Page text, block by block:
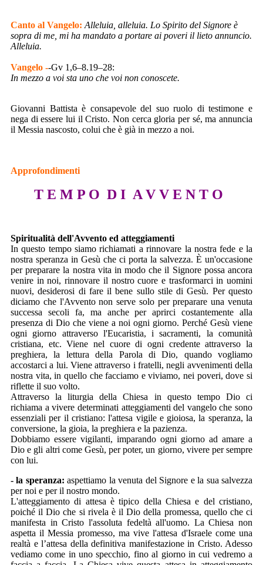
Canto al Vangelo: Alleluia, alleluia. Lo Spirito del Signore è
sopra di me, mi ha mandato a portare ai poveri il lieto annuncio.
Alleluia.
Vangelo --Gv 1,6–8.19–28:
In mezzo a voi sta uno che voi non conoscete.
Giovanni Battista è consapevole del suo ruolo di testimone e
nega di essere lui il Cristo. Non cerca gloria per sé, ma annuncia
il Messia nascosto, colui che è già in mezzo a noi.
Approfondimenti
T E M P O D I A V V E N T O
Spiritualità dell'Avvento ed atteggiamenti
In questo tempo siamo richiamati a rinnovare la nostra fede e la
nostra speranza in Gesù che ci porta la salvezza. È un'occasione
per preparare la nostra vita in modo che il Signore possa ancora
venire in noi, rinnovare il nostro cuore e trasformarci in uomini
nuovi, desiderosi di fare il bene sullo stile di Gesù. Per questo
diciamo che l'Avvento non serve solo per preparare una venuta
successa secoli fa, ma anche per aprirci costantemente alla
presenza di Dio che viene a noi ogni giorno. Perché Gesù viene
ogni giorno attraverso l'Eucaristia, i sacramenti, la comunità
cristiana, etc. Viene nel cuore di ogni credente attraverso la
preghiera, la lettura della Parola di Dio, quando vogliamo
accostarci a lui. Viene attraverso i fratelli, negli avvenimenti della
nostra vita, in quello che facciamo e viviamo, nei poveri, dove si
riflette il suo volto.
Attraverso la liturgia della Chiesa in questo tempo Dio ci
richiama a vivere determinati atteggiamenti del vangelo che sono
essenziali per il cristiano: l'attesa vigile e gioiosa, la speranza, la
conversione, la gioia, la preghiera e la pazienza.
Dobbiamo essere vigilanti, imparando ogni giorno ad amare a
Dio e gli altri come Gesù, per poter, un giorno, vivere per sempre
con lui.
- la speranza: aspettiamo la venuta del Signore e la sua salvezza
per noi e per il nostro mondo.
L'atteggiamento di attesa è tipico della Chiesa e del cristiano,
poiché il Dio che si rivela è il Dio della promessa, quello che ci
manifesta in Cristo l'assoluta fedeltà all'uomo. La Chiesa non
aspetta il Messia promesso, ma vive l'attesa d'Israele come una
realtà e l’attesa della definitiva manifestazione in Cristo. Adesso
vediamo come in uno specchio, fino al giorno in cui vedremo a